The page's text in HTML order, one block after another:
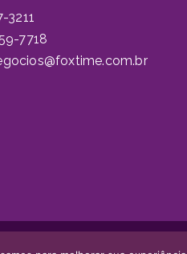
3211
7718
Desenvolvido